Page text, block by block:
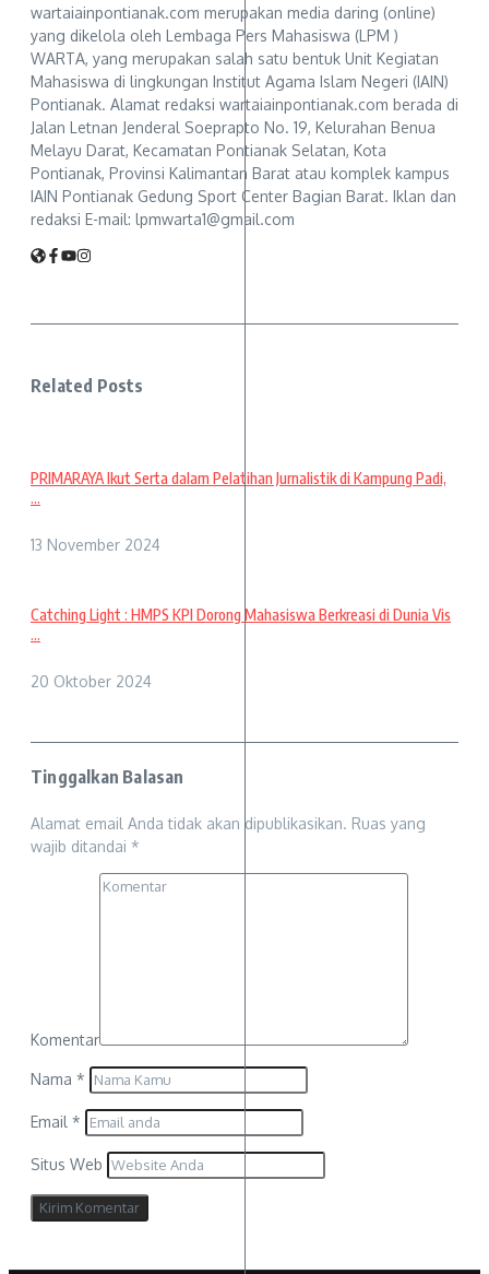
wartaiainpontianak.com merupakan media daring (online)
yang dikelola oleh Lembaga Pers Mahasiswa (LPM )
WARTA, yang merupakan salah satu bentuk Unit Kegiatan
Mahasiswa di lingkungan Institut Agama Islam Negeri (IAIN)
Pontianak. Alamat redaksi wartaiainpontianak.com berada di
Jalan Letnan Jenderal Soeprapto No. 19, Kelurahan Benua
Melayu Darat, Kecamatan Pontianak Selatan, Kota
Pontianak, Provinsi Kalimantan Barat atau komplek kampus
IAIN Pontianak Gedung Sport Center Bagian Barat. Iklan dan
redaksi E-mail: lpmwarta1@gmail.com
Related Posts
PRIMARAYA Ikut Serta dalam Pelatihan Jurnalistik di Kampung Padi,
...
13 November 2024
Catching Light : HMPS KPI Dorong Mahasiswa Berkreasi di Dunia Vis
...
20 Oktober 2024
Tinggalkan Balasan
Alamat email Anda tidak akan dipublikasikan. Ruas yang
wajib ditandai *
Komentar
Nama *
Email *
Situs Web